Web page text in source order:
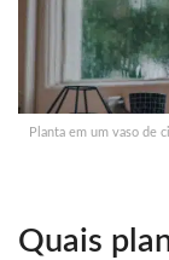
Planta em um vaso de
Quais